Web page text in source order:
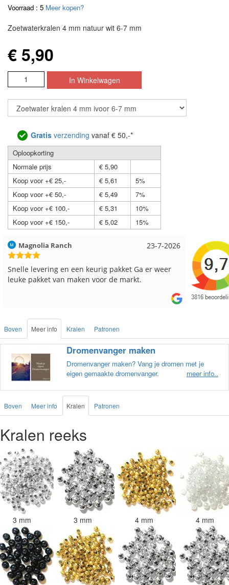
Voorraad : 5 Meer kopen?
Zoetwaterkralen 4 mm natuur wit 6-7 mm
€ 5,90
Gratis verzending vanaf € 50,-*
Oploopkorting
Normale prijs
€ 5,90
Koop voor +€ 25,-
€ 5,61
5%
Koop voor +€ 50,-
€ 5,49
7%
Koop voor +€ 100,-
€ 5,31
10%
Koop voor +€ 150,-
€ 5,02 15%
23-7-2026
Magnolia Ranch
Snelle levering en een keurig pakket Ga er weer
leuke pakket van maken voor de markt.
Hilde uit
Reeds
besteld,
Boven Meer info Kralen Patronen
Dromenvanger maken
Dromenvanger maken? Vang je dromen met je
eigen gemaakte dromenvanger.
meer info..
Boven Meer info Kralen Patronen
Kralen reeks
3 mm 3 mm 4 mm 4 mm